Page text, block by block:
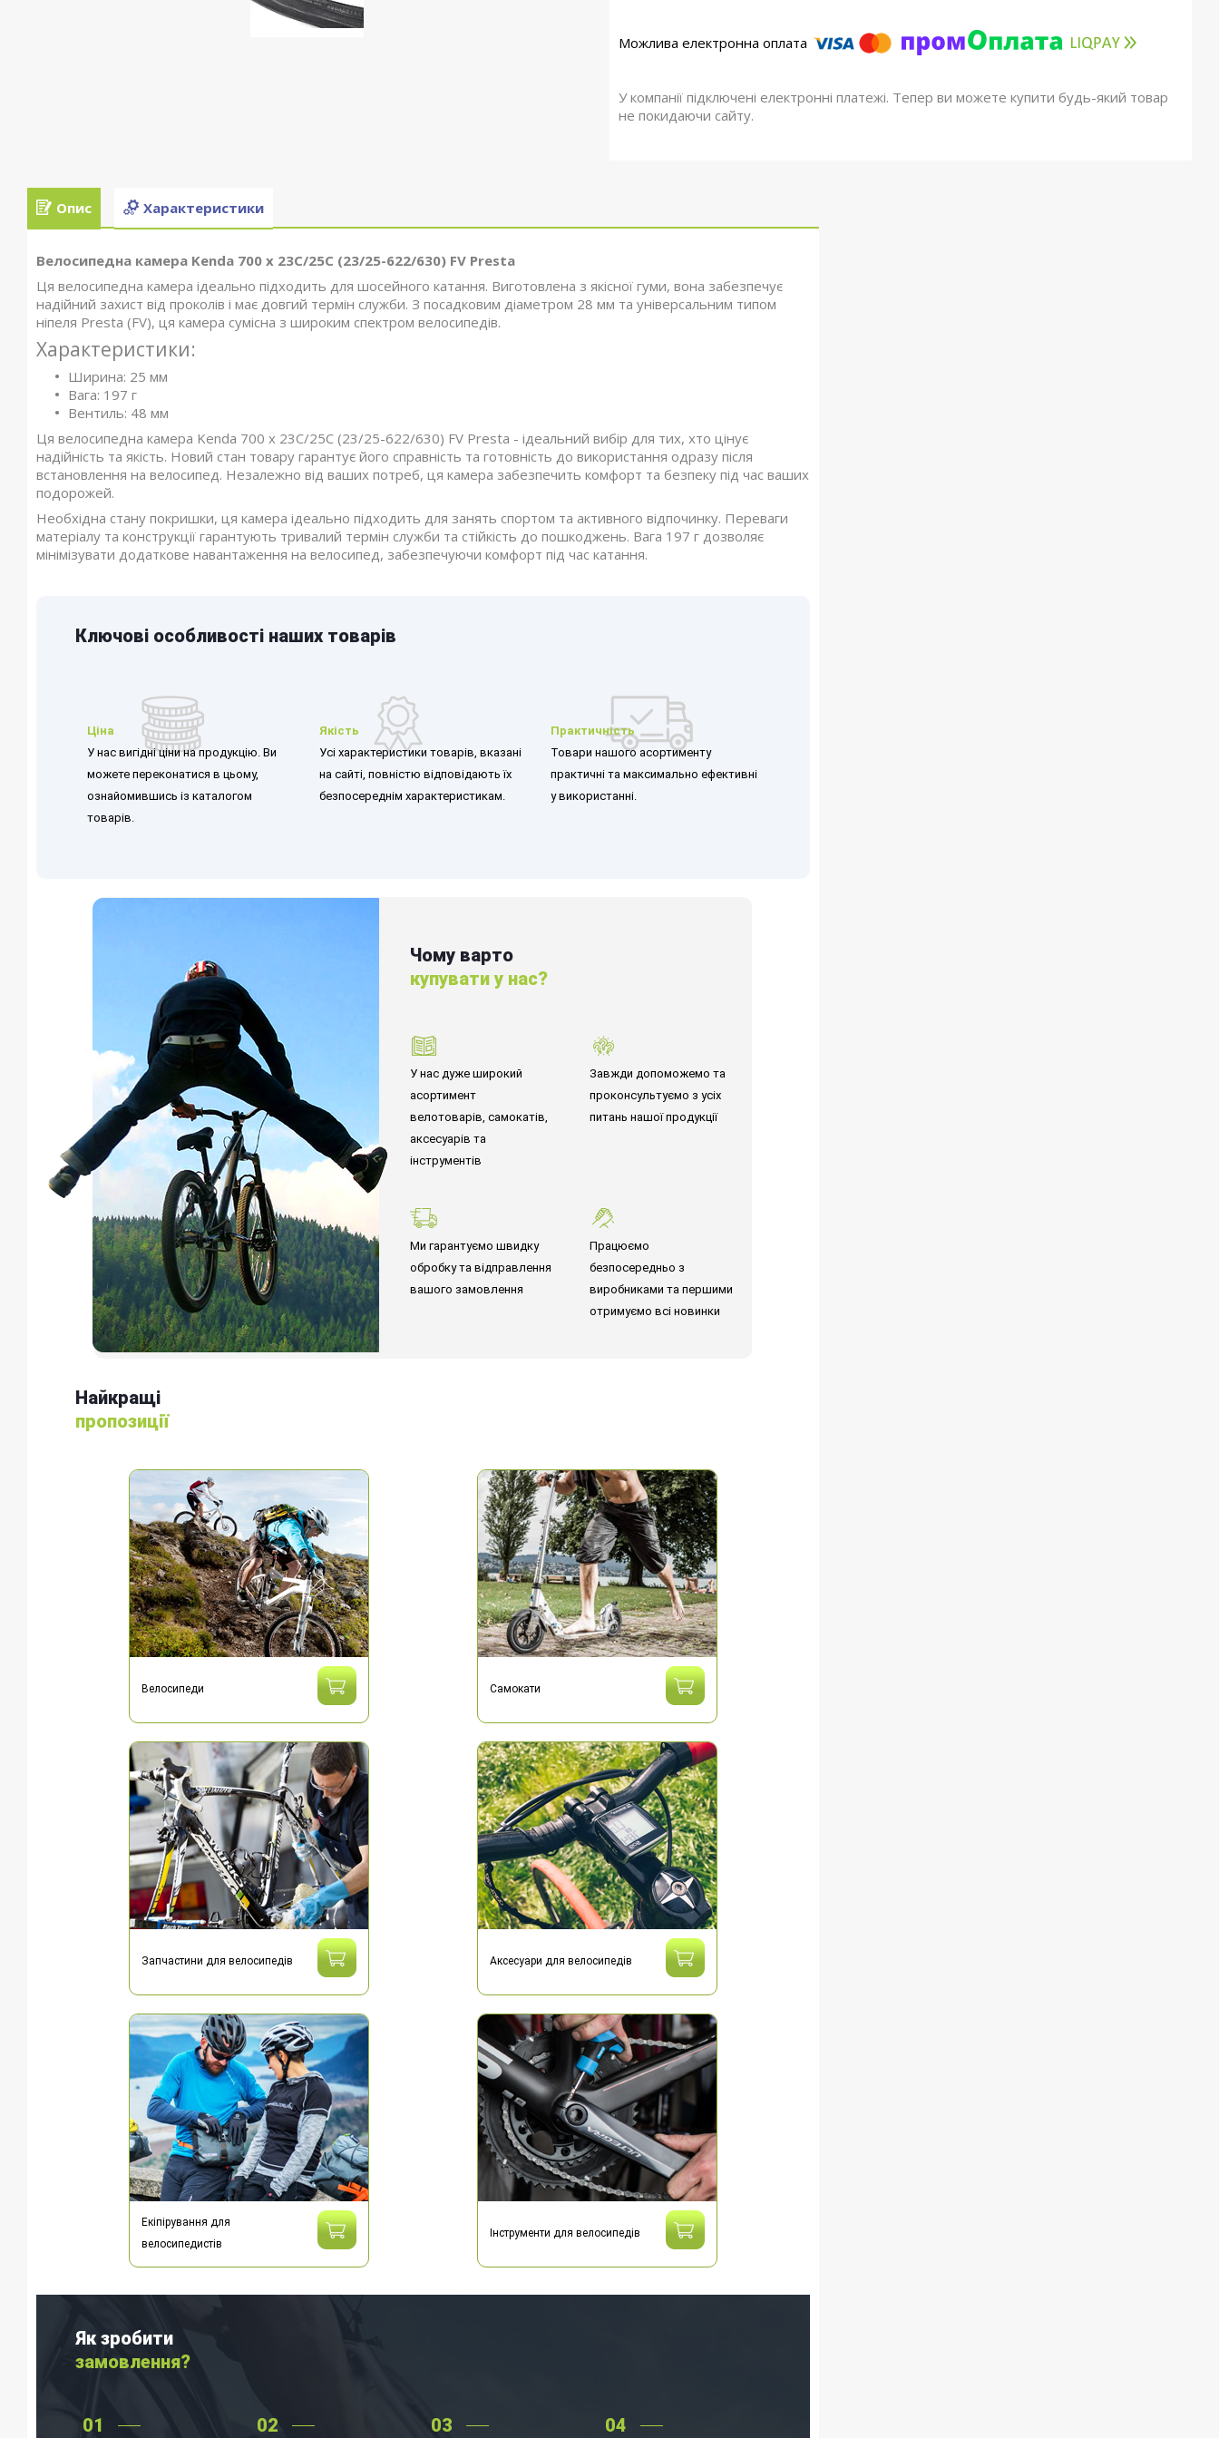
У компанії підключені електронні платежі. Тепер ви можете купити будь-який товар
не покидаючи сайту.
Опис Характеристики
Велосипедна камера Kenda 700 x 23C/25C (23/25-622/630) FV Presta
Ця велосипедна камера ідеально підходить для шосейного катання. Виготовлена з якісної гуми, вона забезпечує
надійний захист від проколів і має довгий термін служби. З посадковим діаметром 28 мм та універсальним типом
ніпеля Presta (FV), ця камера сумісна з широким спектром велосипедів.
Характеристики:
Ширина: 25 мм
Вага: 197 г
Вентиль: 48 мм
Ця велосипедна камера Kenda 700 x 23C/25C (23/25-622/630) FV Presta - ідеальний вибір для тих, хто цінує
надійність та якість. Новий стан товару гарантує його справність та готовність до використання одразу після
встановлення на велосипед. Незалежно від ваших потреб, ця камера забезпечить комфорт та безпеку під час ваших
подорожей.
Необхідна стану покришки, ця камера ідеально підходить для занять спортом та активного відпочинку. Переваги
матеріалу та конструкції гарантують тривалий термін служби та стійкість до пошкоджень. Вага 197 г дозволяє
мінімізувати додаткове навантаження на велосипед, забезпечуючи комфорт під час катання.
Ключові особливості наших товарів
Ціна
У нас вигідні ціни на продукцію. Ви
можете переконатися в цьому,
ознайомившись із каталогом
товарів.
Якість
Усі характеристики товарів, вказані
на сайті, повністю відповідають їх
безпосереднім характеристикам.
Практичність
Товари нашого асортименту
практичні та максимально ефективні
у використанні.
Чому варто
купувати у нас?
У нас дуже широкий
асортимент
велотоварів, самокатів,
аксесуарів та
інструментів
Завжди допоможемо та
проконсультуємо з усіх
питань нашої продукції
Ми гарантуємо швидку
обробку та відправлення
вашого замовлення
Працюємо
безпосередньо з
виробниками та першими
отримуємо всі новинки
Найкращі
пропозиції
Велосипеди Самокати
Запчастини для велосипедів Аксесуари для велосипедів
Екіпірування для
велосипедистів
Інструменти для велосипедів
Як зробити
замовлення?
01 02 03 04